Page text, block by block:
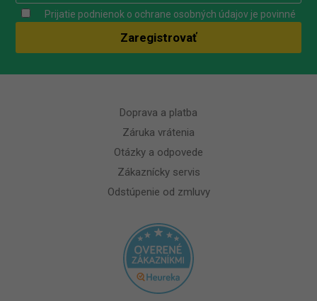
Prijatie podnienok o ochrane osobných údajov je povinné
Doprava a platba
Záruka vrátenia
Otázky a odpovede
Zákaznícky servis
Odstúpenie od zmluvy